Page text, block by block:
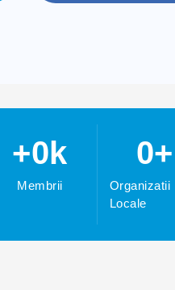
Membrii
+0k
Organizatii
Locale
0+